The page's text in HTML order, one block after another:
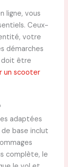
ligne, vous
Ceux-
votre
démarches
doit être
un scooter
adaptées
base inclut
complète, le